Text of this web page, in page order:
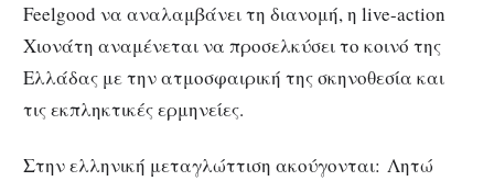
Feelgood να αναλαμβάνει τη διανομή, η live-action
Χιονάτη αναμένεται να προσελκύσει το κοινό της
Ελλάδας με την ατμοσφαιρική της σκηνοθεσία και
τις εκπληκτικές ερμηνείες.
Στην ελληνική μεταγλώττιση ακούγονται: Λητώ